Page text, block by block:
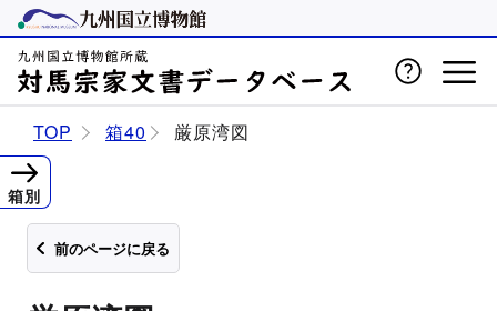
TOP 箱40 厳原湾図
前のページに戻る
箱別